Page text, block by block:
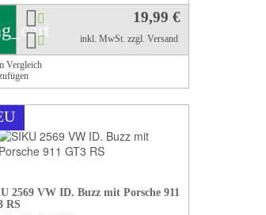
19,99 €
inkl. MwSt. zzgl. Versand
Vergleich
2569 VW ID. Buzz mit Porsche 911
RS